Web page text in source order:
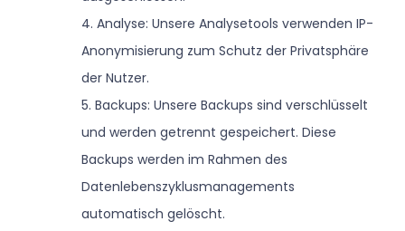
4. Analyse: Unsere Analysetools verwenden IP-
Anonymisierung zum Schutz der Privatsphäre
der Nutzer.
5. Backups: Unsere Backups sind verschlüsselt
und werden getrennt gespeichert. Diese
Backups werden im Rahmen des
Datenlebenszyklusmanagements
automatisch gelöscht.